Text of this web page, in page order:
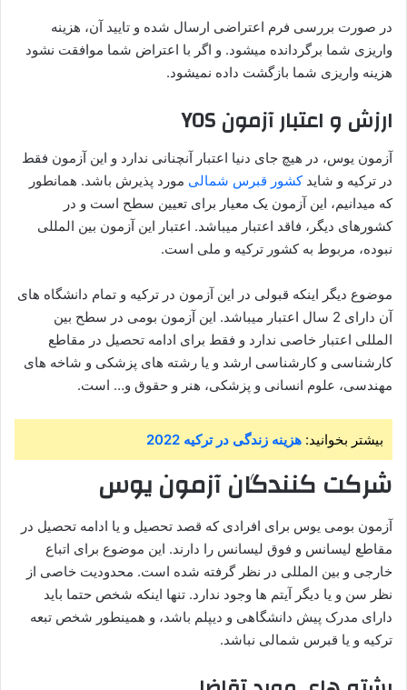
در صورت بررسی فرم اعتراضی ارسال شده و تایید آن، هزینه
واریزی شما برگردانده میشود. و اگر با اعتراض شما موافقت نشود
هزینه واریزی شما بازگشت داده نمیشود.
ارزش و اعتبار آزمون YOS
آزمون یوس، در هیچ جای دنیا اعتبار آنچنانی ندارد و این آزمون فقط
در ترکیه و شایدکشور قبرس شمالی مورد پذیرش باشد. همانطور
که میدانیم، این آزمون یک معیار برای تعیین سطح است و در
کشورهای دیگر، فاقد اعتبار میباشد. اعتبار این آزمون بین المللی
نبوده، مربوط به کشور ترکیه و ملی است.
موضوع دیگر اینکه قبولی در این آزمون در ترکیه و تمام دانشگاه های
آن دارای 2 سال اعتبار میباشد. این آزمون بومی در سطح بین
المللی اعتبار خاصی ندارد و فقط برای ادامه تحصیل در مقاطع
کارشناسی و کارشناسی ارشد و یا رشته های پزشکی و شاخه های
مهندسی، علوم انسانی و پزشکی، هنر و حقوق و… است.
بیشتر بخوانید: هزینه زندگی در ترکیه 2022
شرکت کنندگان آزمون یوس
آزمون بومی یوس برای افرادی که قصد تحصیل و یا ادامه تحصیل در
مقاطع لیسانس و فوق لیسانس را دارند. این موضوع برای اتباع
خارجی و بین المللی در نظر گرفته شده است. محدودیت خاصی از
نظر سن و یا دیگر آیتم ها وجود ندارد. تنها اینکه شخص حتما باید
دارای مدرک پیش دانشگاهی و دیپلم باشد، و همینطور شخص تبعه
ترکیه و یا قبرس شمالی نباشد.